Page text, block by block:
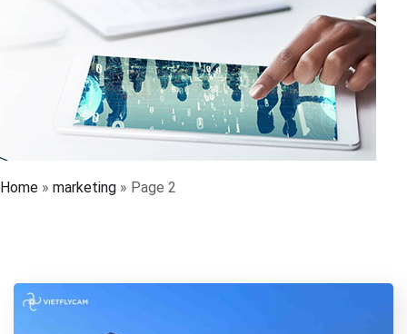
Home » marketing » Page 2